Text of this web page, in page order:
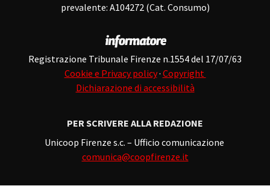
prevalente: A104272 (Cat. Consumo)
Registrazione Tribunale Firenze n.1554 del 17/07/63
Cookie e Privacy policy· Copyright
Dichiarazione di accessibilità
PER SCRIVERE ALLA REDAZIONE
Unicoop Firenze s.c. – Ufficio comunicazione
comunica@coopfirenze.it